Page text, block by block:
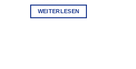
WEITERLESEN